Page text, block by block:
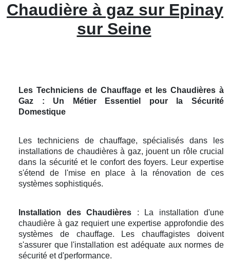
Chaudière à gaz sur Epinay
sur Seine
Les Techniciens de Chauffage et les Chaudières à
Gaz : Un Métier Essentiel pour la Sécurité
Domestique
Les techniciens de chauffage, spécialisés dans les
installations de chaudières à gaz, jouent un rôle crucial
dans la sécurité et le confort des foyers. Leur expertise
s'étend de l'mise en place à la rénovation de ces
systèmes sophistiqués.
Installation des Chaudières : La installation d'une
chaudière à gaz requiert une expertise approfondie des
systèmes de chauffage. Les chauffagistes doivent
s'assurer que l'installation est adéquate aux normes de
sécurité et d'performance.